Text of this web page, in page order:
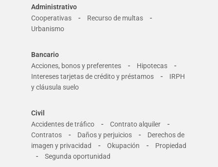
Administrativo
Cooperativas
- Recurso de multas -
Urbanismo
Bancario
Acciones, bonos y preferentes
- Hipotecas -
Intereses tarjetas de crédito y préstamos -
IRPH
y cláusula suelo
Civil
Accidentes de tráfico
- Contrato alquiler -
Contratos - Daños y perjuicios -
Derechos de
imagen y privacidad
- Okupación - Propiedad
- Segunda oportunidad